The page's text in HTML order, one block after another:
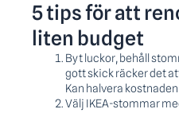
5 tips för att
liten budget
Byt luckor, behåll
gott skick räcker det
Kan halvera
Välj IKEA-stommar